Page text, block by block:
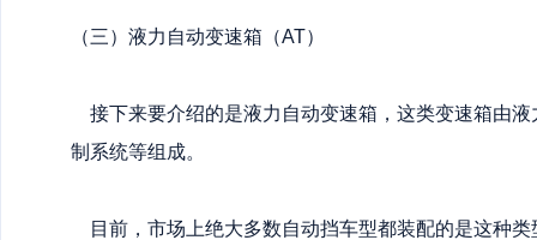
（三）液力自动变速箱（AT）
接下来要介绍的是液力自动变速箱，这类变速箱由
制系统等组成。
目前，市场上绝大多数自动挡车型都装配的是这种